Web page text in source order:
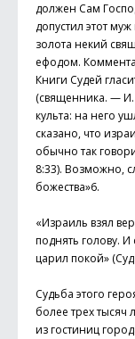
должен Сам
допустил этот
золота некий
ефодом.
Книги Судей
(священника. — И.
культа: на него
сказано, что
обычно так
8:33). Возможно,
божества»6.
«Израиль взял
поднять голову.
царил покой»
Судьба этого
более трех тысяч
из гостиниц